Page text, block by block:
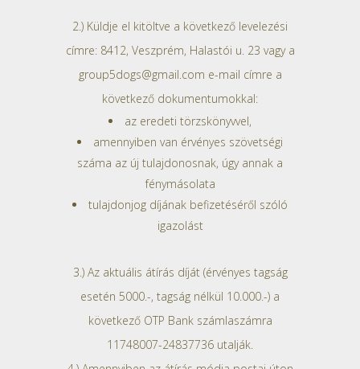
2.) Küldje el kitöltve a következő levelezési
címre: 8412, Veszprém, Halastói u. 23 vagy a
group5dogs@gmail.com e-mail címre a
következő dokumentumokkal:
az eredeti törzskönyvvel,
amennyiben van érvényes szövetségi
száma az új tulajdonosnak, úgy annak a
fénymásolata
tulajdonjog díjának befizetéséről szóló
igazolást
3.) Az aktuális átírás díját (érvényes tagság
esetén 5000.-, tagság nélkül 10.000.-) a
következő OTP Bank számlaszámra
11748007-24837736 utalják.